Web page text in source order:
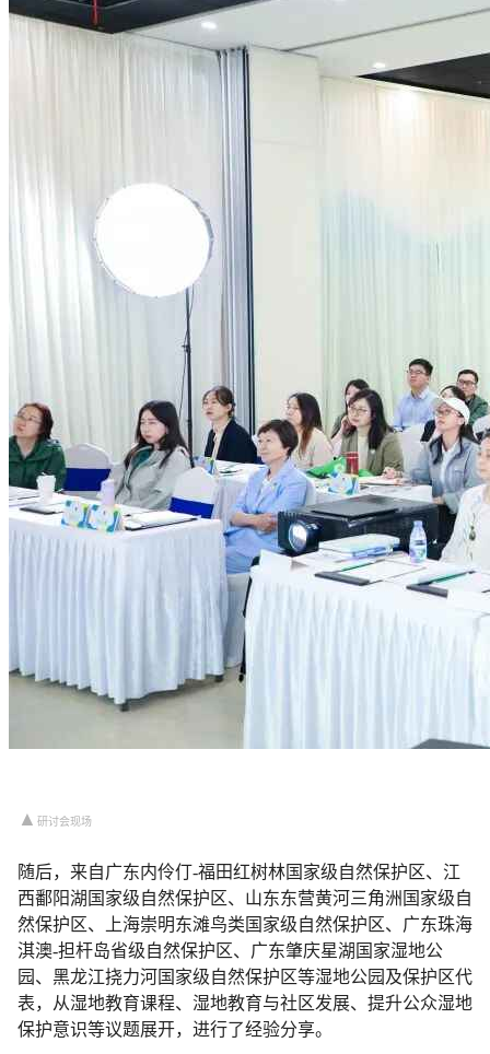
▲ 研讨会现场
随后，来自广东内伶仃-福田红树林国家级自然保护区、江
西鄱阳湖国家级自然保护区、山东东营黄河三角洲国家级自
然保护区、上海崇明东滩鸟类国家级自然保护区、广东珠海
淇澳-担杆岛省级自然保护区、广东肇庆星湖国家湿地公
园、黑龙江挠力河国家级自然保护区等湿地公园及保护区代
表，从湿地教育课程、湿地教育与社区发展、提升公众湿地
保护意识等议题展开，进行了经验分享。